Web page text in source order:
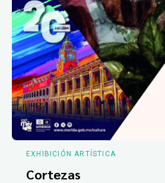
EXHIBICIÓN ARTÍSTICA
Cortezas